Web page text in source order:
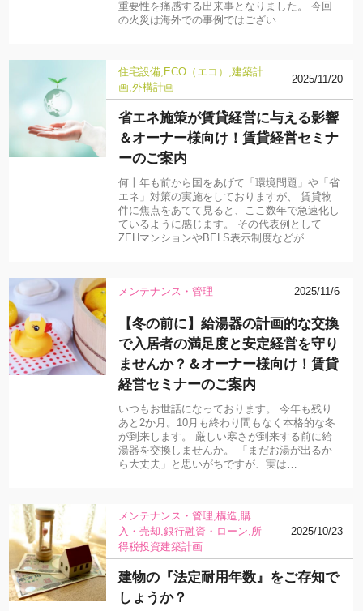
重要性を痛感する出来事となりました。 今回
の火災は海外での事例ではござい…
住宅設備 ECO（エコ）
建築計
画 外構計画
2025/11/20
省エネ施策が賃貸経営に与える影響
＆オーナー様向け！賃貸経営セミナ
ーのご案内
何十年も前から国をあげて「環境問題」や「省
エネ」対策の実施をしておりますが、 賃貸物
件に焦点をあてて見ると、ここ数年で急速化し
ているように感じます。 その代表例として
ZEHマンションやBELS表示制度などが…
メンテナンス・管理 2025/11/6
【冬の前に】給湯器の計画的な交換
で入居者の満足度と安定経営を守り
ませんか？＆オーナー様向け！賃貸
経営セミナーのご案内
いつもお世話になっております。 今年も残り
あと2か月。10月も終わり間もなく本格的な冬
が到来します。 厳しい寒さが到来する前に給
湯器を交換しませんか。 「まだお湯が出るか
ら大丈夫」と思いがちですが、実は…
メンテナンス・管理 構造 購
入・売却 銀行融資・ローン 所
得税投資建築計画
2025/10/23
建物の『法定耐用年数』をご存知で
しょうか？